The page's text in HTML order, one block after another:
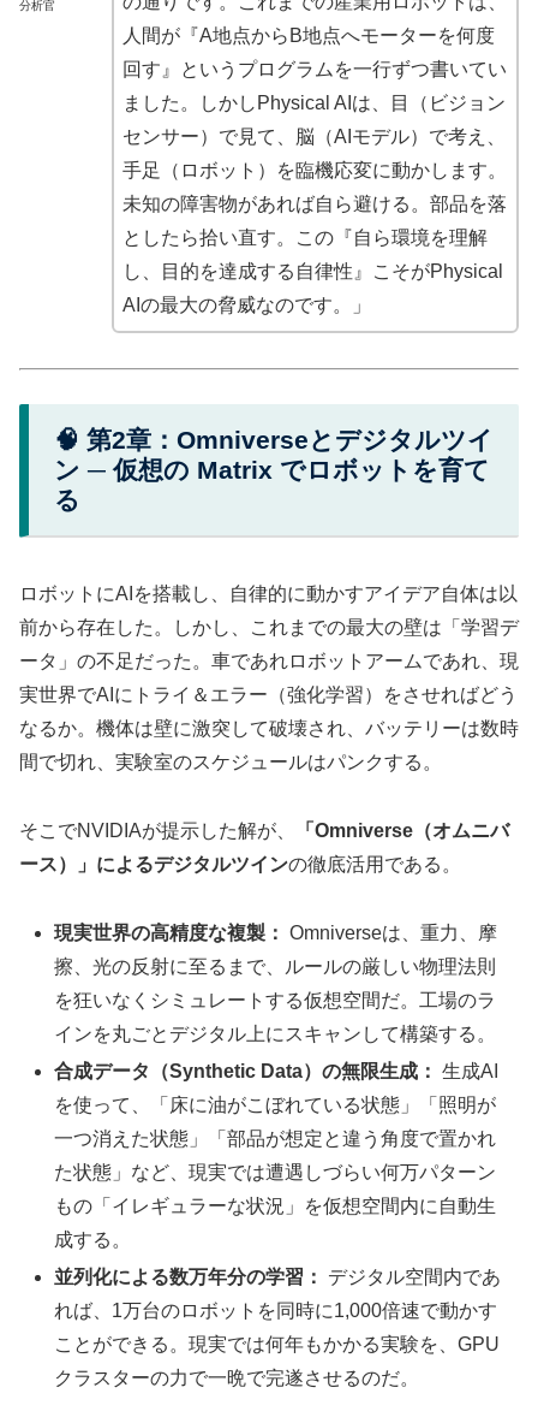
分析官
人間が『A地点からB地点へモーターを何度
回す』というプログラムを一行ずつ書いてい
ました。しかしPhysical AIは、目（ビジョン
センサー）で見て、脳（AIモデル）で考え、
手足（ロボット）を臨機応変に動かします。
未知の障害物があれば自ら避ける。部品を落
としたら拾い直す。この『自ら環境を理解
し、目的を達成する自律性』こそがPhysical
AIの最大の脅威なのです。」
🧠 第2章：Omniverseとデジタルツイ
ン ─ 仮想の Matrix でロボットを育て
る
ロボットにAIを搭載し、自律的に動かすアイデア自体は以
前から存在した。しかし、これまでの最大の壁は「学習デ
ータ」の不足だった。車であれロボットアームであれ、現
実世界でAIにトライ＆エラー（強化学習）をさせればどう
なるか。機体は壁に激突して破壊され、バッテリーは数時
間で切れ、実験室のスケジュールはパンクする。
そこでNVIDIAが提示した解が、
「Omniverse（オムニバ
ース）」によるデジタルツインの徹底活用である。
現実世界の高精度な複製： Omniverseは、重力、摩
擦、光の反射に至るまで、ルールの厳しい物理法則
を狂いなくシミュレートする仮想空間だ。工場のラ
インを丸ごとデジタル上にスキャンして構築する。
合成データ（Synthetic Data）の無限生成： 生成AI
を使って、「床に油がこぼれている状態」「照明が
一つ消えた状態」「部品が想定と違う角度で置かれ
た状態」など、現実では遭遇しづらい何万パターン
もの「イレギュラーな状況」を仮想空間内に自動生
成する。
並列化による数万年分の学習：
デジタル空間内であ
れば、1万台のロボットを同時に1,000倍速で動かす
ことができる。現実では何年もかかる実験を、GPU
クラスターの力で一晩で完遂させるのだ。